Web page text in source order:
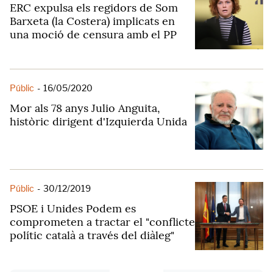
ERC expulsa els regidors de Som
Barxeta (la Costera) implicats en
una moció de censura amb el PP
Públic - 16/05/2020
Mor als 78 anys Julio Anguita,
històric dirigent d'Izquierda Unida
Públic - 30/12/2019
PSOE i Unides Podem es
comprometen a tractar el "conflicte
polític català a través del diàleg"